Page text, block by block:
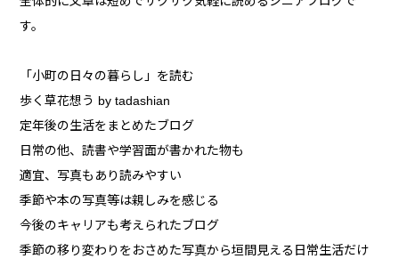
す。
「小町の日々の暮らし」を読む
歩く草花想う by tadashian
定年後の生活をまとめたブログ
日常の他、読書や学習面が書かれた物も
適宜、写真もあり読みやすい
季節や本の写真等は親しみを感じる
今後のキャリアも考えられたブログ
季節の移り変わりをおさめた写真から垣間見える日常生活だけ